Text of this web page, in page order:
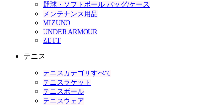
野球・ソフトボール バッグ/ケース
メンテナンス用品
MIZUNO
UNDER ARMOUR
ZETT
テニス
テニスカテゴリすべて
テニスラケット
テニスボール
テニスウェア